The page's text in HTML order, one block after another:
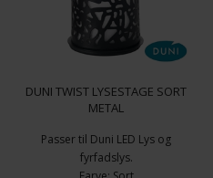
DUNI TWIST LYSESTAGE SORT
METAL
Passer til Duni LED Lys og
fyrfadslys.